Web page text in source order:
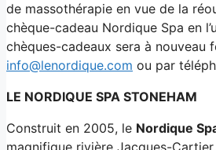
de massothérapie en vue de la
chèque-cadeau Nordique Spa en
chèques-cadeaux sera à nouveau
info@lenordique.com ou par
LE NORDIQUE SPA STONEHAM
Construit en 2005, le Nordique